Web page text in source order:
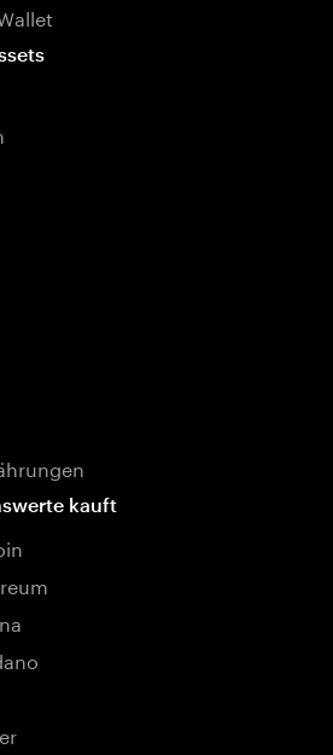
kauft